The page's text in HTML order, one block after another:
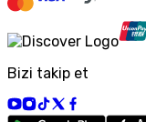
Bizi takip et